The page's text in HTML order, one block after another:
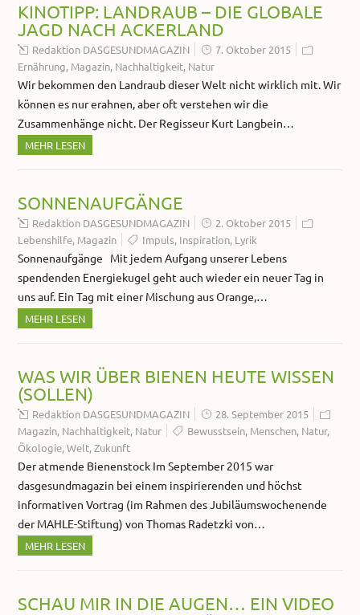
KINOTIPP: LANDRAUB – DIE GLOBALE
JAGD NACH ACKERLAND
Redaktion DASGESUNDMAGAZIN
7. Oktober 2015
Ernährung, Magazin, Nachhaltigkeit, Natur
Wir bekommen den Landraub dieser Welt nicht wirklich mit. Wir
können es nur erahnen, aber oft verstehen wir die
Zusammenhänge nicht. Der Regisseur Kurt Langbein…
MEHR LESEN
SONNENAUFGÄNGE
Redaktion DASGESUNDMAGAZIN
2. Oktober 2015
Lebenshilfe, Magazin Impuls, Inspiration, Lyrik
Sonnenaufgänge Mit jedem Aufgang unserer Lebens
spendenden Energiekugel geht auch wieder ein neuer Tag in
uns auf. Ein Tag mit einer Mischung aus Orange,…
MEHR LESEN
WAS WIR ÜBER BIENEN HEUTE WISSEN
(SOLLEN)
Redaktion DASGESUNDMAGAZIN
28. September 2015
Magazin, Nachhaltigkeit, Natur Bewusstsein, Menschen, Natur,
Ökologie,Welt,Zukunft
Der atmende Bienenstock Im September 2015 war
dasgesundmagazin bei einem inspirierenden und höchst
informativen Vortrag (im Rahmen des Jubiläumswochenende
der MAHLE-Stiftung) von Thomas Radetzki von…
MEHR LESEN
SCHAU MIR IN DIE AUGEN… EIN VIDEO